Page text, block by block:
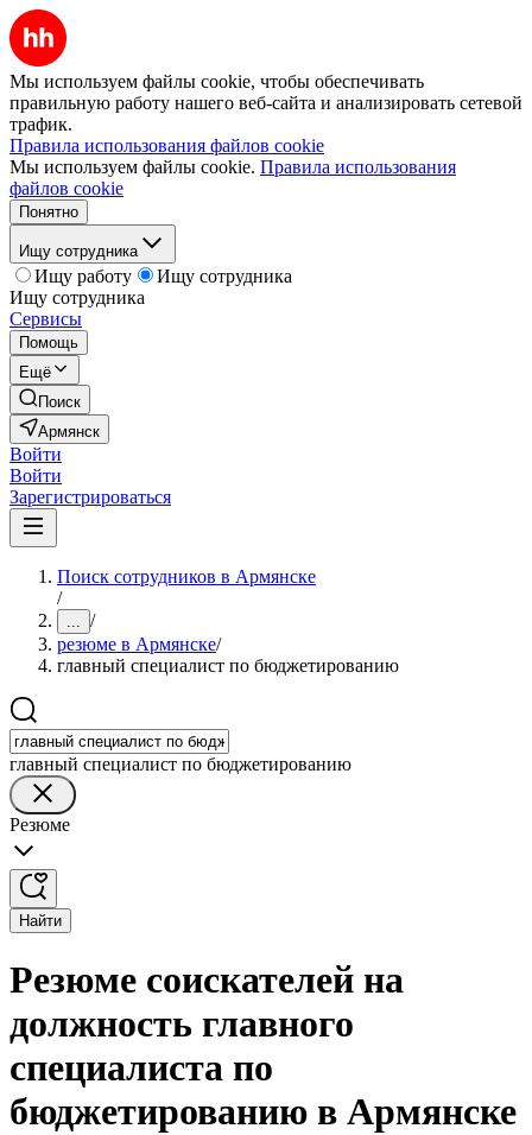
Мы используем файлы cookie, чтобы обеспечивать
правильную работу нашего веб-сайта и анализировать сетевой
трафик.
Правила использования файлов cookie
Мы используем файлы cookie. Правила использования
файлов cookie
Понятно
Ищу сотрудника
Ищу работу
Ищу сотрудника
Ищу сотрудника
Сервисы
Помощь
Ещё
Поиск
Армянск
Войти
Войти
Зарегистрироваться
Поиск сотрудников в Армянске
/
... /
резюме в Армянске/
главный специалист по бюджетированию
главный специалист по бюджетированию
Резюме
Найти
Резюме соискателей на
должность главного
специалиста по
бюджетированию в Армянске